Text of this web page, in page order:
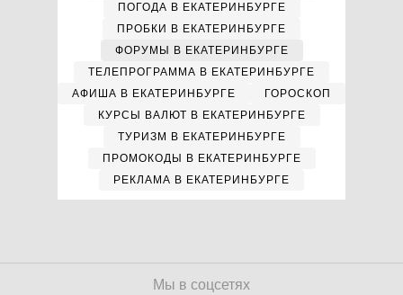
ПОГОДА В ЕКАТЕРИНБУРГЕ
ПРОБКИ В ЕКАТЕРИНБУРГЕ
ФОРУМЫ В ЕКАТЕРИНБУРГЕ
ТЕЛЕПРОГРАММА В ЕКАТЕРИНБУРГЕ
АФИША В ЕКАТЕРИНБУРГЕ
ГОРОСКОП
КУРСЫ ВАЛЮТ В ЕКАТЕРИНБУРГЕ
ТУРИЗМ В ЕКАТЕРИНБУРГЕ
ПРОМОКОДЫ В ЕКАТЕРИНБУРГЕ
РЕКЛАМА В ЕКАТЕРИНБУРГЕ
Мы в соцсетях